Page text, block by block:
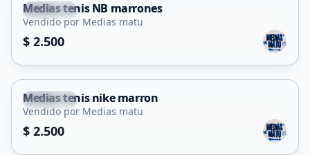
Capital
Medias tenis NB marrones
Vendido por Medias matu
$ 2.500
Capital
Medias tenis nike marron
Vendido por Medias matu
$ 2.500